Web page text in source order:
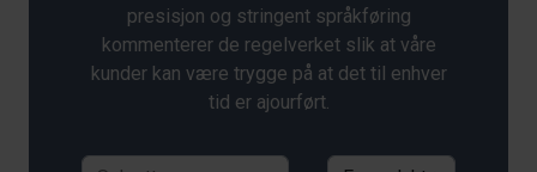
presisjon og stringent språkføring
kommenterer de regelverket slik at våre
kunder kan være trygge på at det til enhver
tid er ajourført.